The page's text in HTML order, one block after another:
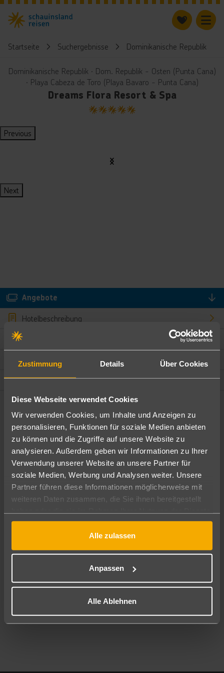
Zustimmung Details Über Cookies
Diese Webseite verwendet Cookies
Wir verwenden Cookies, um Inhalte und Anzeigen zu
personalisieren, Funktionen für soziale Medien anbieten
zu können und die Zugriffe auf unsere Website zu
analysieren. Außerdem geben wir Informationen zu Ihrer
Verwendung unserer Website an unsere Partner für
soziale Medien, Werbung und Analysen weiter. Unsere
Partner führen diese Informationen möglicherweise mit
weiteren Daten zusammen, die Sie ihnen bereitgestellt
gesammelt haben.
Alle zulassen
Anpassen
Alle Ablehnen
Startseite Suchergebnisse Dominikanische Republik
Dominikanische Republik ∙ Dom. Republik - Osten (Punta Cana)
∙ Playa Cabeza de Toro (Playa Bavaro - Punta Cana)
Dreams Flora Resort & Spa
5
Previous
Next
Angebote
Hotelbeschreibung
Hotelmerkmale
Bewertungen
Lage und Umgebung
Angebote filtern
Ändere die Kriterien nach deinen Wünschen
Pauschal Nur Hotel
Abflughafen
Reisezeitraum
09.08.26–07.08.27 7-21 Nächte
2 Erwachsene Keine Kinder